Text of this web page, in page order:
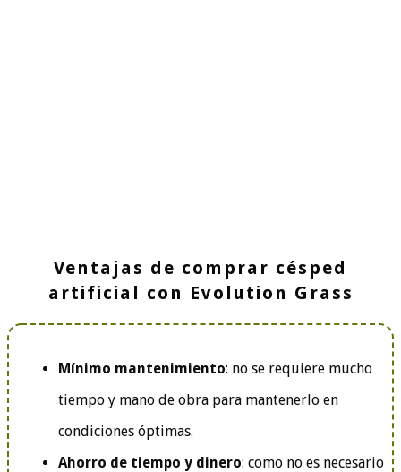
Ventajas de comprar césped
artificial con Evolution Grass
Mínimo mantenimiento: no se requiere mucho
tiempo y mano de obra para mantenerlo en
condiciones óptimas.
Ahorro de tiempo y dinero: como no es necesario